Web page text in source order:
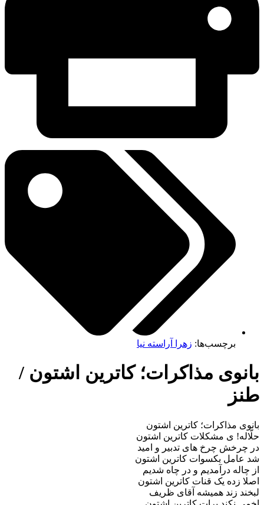
برچسب‌ها:زهرا آراسته نیا
مذاکرات؛ کاترین اشتون /
مذاکرات؛ کاترین اشتون
ی مشکلات کاترین اشتون
چرخش چرخ های تدبیر و امید
عامل بکسوات کاترین اشتون
چاله درآمدیم و در چاه شدیم
زده یک قنات کاترین اشتون
زند همیشه آقای ظریف